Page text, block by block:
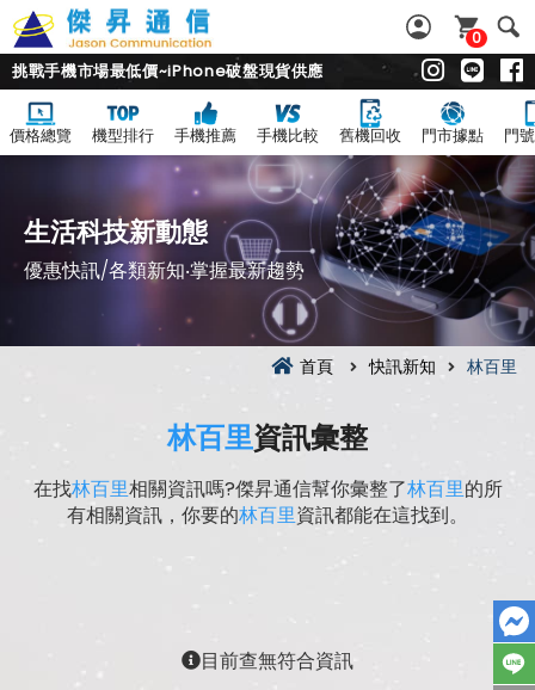
0
挑戰手機市場最低價~iPhone破盤現貨供應
價格總覽 機型排行 手機推薦 手機比較 舊機回收 門市據點 門
生活科技新動態
優惠快訊/各類新知‧掌握最新趨勢
首頁 快訊新知 林百里
林百里資訊彙整
在找林百里相關資訊嗎?傑昇通信幫你彙整了林百里的所
有相關資訊，你要的林百里資訊都能在這找到。
目前查無符合資訊